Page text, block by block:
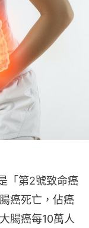
「第2號致命癌
癌死亡，佔癌
腸癌每10萬人